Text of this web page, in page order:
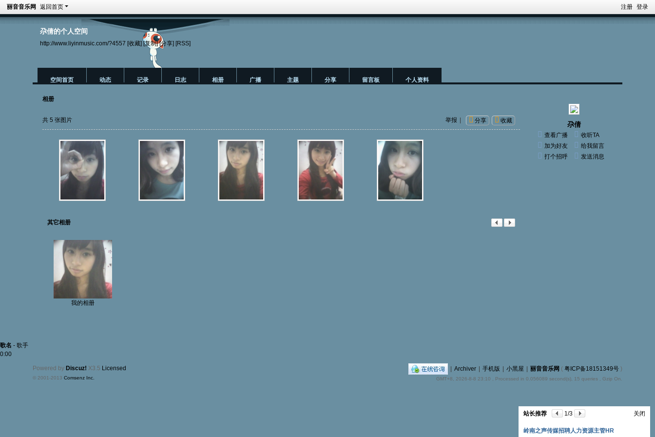
注册 登录
丽音音乐网 返回首页
尕倩的个人空间
http://www.liyinmusic.com/?4557 [收藏] [复制] [分享] [RSS]
空间首页 动态 记录 日志 相册 广播 主题 分享 留言板 个人资料
相册
收藏
分享
举报
共 5 张图片
其它相册
我的相册
尕倩
查看广播
收听TA
加为好友
给我留言
打个招呼
发送消息
关闭
站长推荐 2/3
音乐人、原创歌手们的福音
歌名 - 歌手
0:00
| Archiver | 手机版 | 小黑屋 | 丽音音乐网 ( 粤ICP备18151349号 )
GMT+8, 2026-8-8 23:10 , Processed in 0.056089 second(s), 15 queries , Gzip On.
Powered by Discuz! X3.5 Licensed
© 2001-2013 Comsenz Inc.